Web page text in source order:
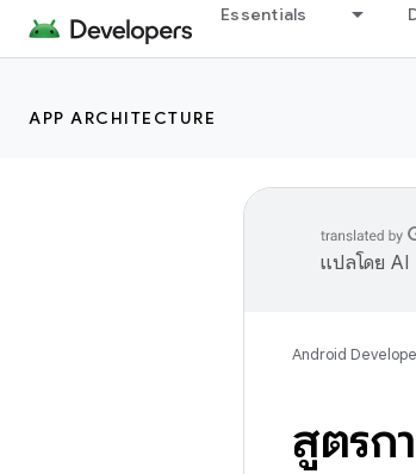
Essentials
APP ARCHITECTURE
แปลโดย AI
Android
สูตรก